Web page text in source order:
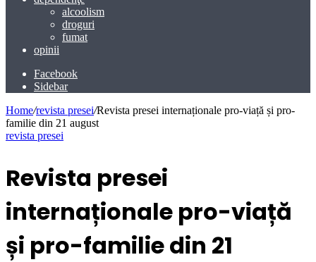
alcoolism
droguri
fumat
opinii
Facebook
Sidebar
Home/revista presei/Revista presei internaționale pro-viață și pro-
familie din 21 august
revista presei
Revista presei
internaționale pro-viață
și pro-familie din 21